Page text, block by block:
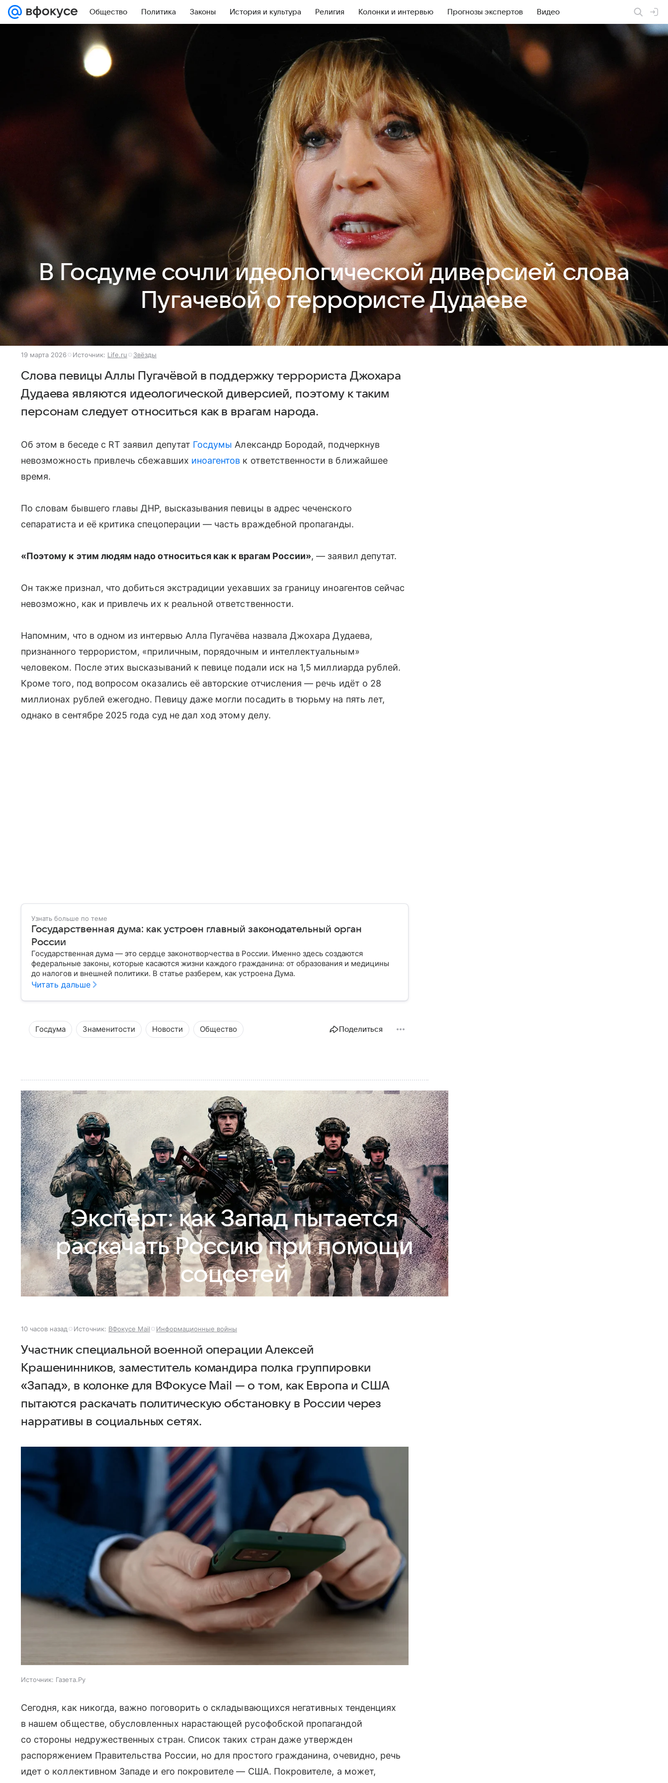
Общество Политика Законы История и культура Религия Колонки и интервью Прогнозы экспертов Видео
В Госдуме сочли идеологической диверсией слова
Пугачевой о террористе Дудаеве
19 марта 2026 Источник: Life.ru Звёзды
Слова певицы Аллы Пугачёвой в поддержку террориста Джохара
Дудаева являются идеологической диверсией, поэтому к таким
персонам следует относиться как в врагам народа.
Об этом в беседе с RT заявил депутат Госдумы Александр Бородай, подчеркнув
невозможность привлечь сбежавших иноагентов к ответственности в ближайшее
время.
По словам бывшего главы ДНР, высказывания певицы в адрес чеченского
сепаратиста и её критика спецоперации — часть враждебной пропаганды.
«Поэтому к этим людям надо относиться как к врагам России», — заявил депутат.
Он также признал, что добиться экстрадиции уехавших за границу иноагентов сейчас
невозможно, как и привлечь их к реальной ответственности.
Напомним, что в одном из интервью Алла Пугачёва назвала Джохара Дудаева,
признанного террористом, «приличным, порядочным и интеллектуальным»
человеком. После этих высказываний к певице подали иск на 1,5 миллиарда рублей.
Кроме того, под вопросом оказались её авторские отчисления — речь идёт о 28
миллионах рублей ежегодно. Певицу даже могли посадить в тюрьму на пять лет,
однако в сентябре 2025 года суд не дал ход этому делу.
Узнать больше по теме
Государственная дума: как устроен главный законодательный орган
России
Государственная дума — это сердце законотворчества в России. Именно здесь создаются
федеральные законы, которые касаются жизни каждого гражданина: от образования и медицины
до налогов и внешней политики. В статье разберем, как устроена Дума.
Читать дальше
Госдума Знаменитости Новости Общество Поделиться
Эксперт: как Запад пытается
раскачать Россию при помощи
соцсетей
10 часов назад Источник: ВФокусе Mail Информационные войны
Участник специальной военной операции Алексей
Крашенинников, заместитель командира полка группировки
«Запад», в колонке для ВФокусе Mail — о том, как Европа и США
пытаются раскачать политическую обстановку в России через
нарративы в социальных сетях.
Источник: Газета.Ру
Сегодня, как никогда, важно поговорить о складывающихся негативных тенденциях
в нашем обществе, обусловленных нарастающей русофобской пропагандой
со стороны недружественных стран. Список таких стран даже утвержден
распоряжением Правительства России, но для простого гражданина, очевидно, речь
идет о коллективном Западе и его покровителе — США. Покровителе, а может,